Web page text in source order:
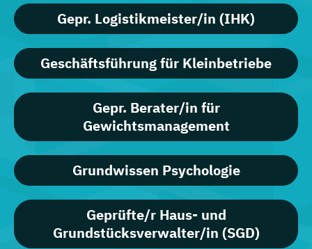
Gepr. Logistikmeister/in (IHK)
Geschäftsführung für Kleinbetriebe
Gepr. Berater/in für
Gewichtsmanagement
Grundwissen Psychologie
Geprüfte/r Haus- und
Grundstücksverwalter/in (SGD)